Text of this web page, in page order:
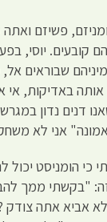
פשיזם
קובעים. יוסי,
שבוראים
באדיקות, אי
דנים נדון
אני לא
הומניסט יכול
"בקשתי ממך
אביא אתה צודק